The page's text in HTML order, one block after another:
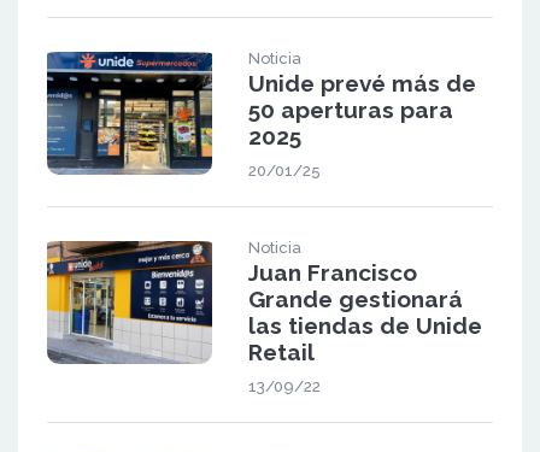
Noticia
Unide prevé más de
50 aperturas para
2025
20/01/25
Noticia
Juan Francisco
Grande gestionará
las tiendas de Unide
Retail
13/09/22